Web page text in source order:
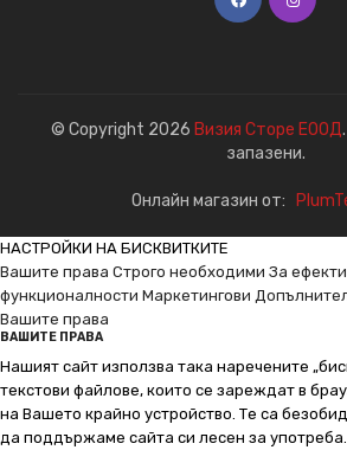
© Copyright 2026 Визия Сторе ЕООД
запазени.
Онлайн магазин от:
НАСТРОЙКИ НА БИСКВИТКИТЕ
Вашите права Строго необходими За
функционалности Маркетингови
Вашите права
ВАШИТЕ ПРАВА
Нашият сайт използва така наречените
текстови файлове, които се зареждат в
на Вашето крайно устройство. Те са
да поддържаме сайта си лесен за употреба.